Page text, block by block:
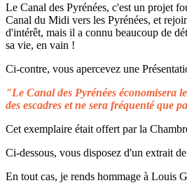
Le Canal des Pyrénées, c'est un projet
Canal du Midi vers les Pyrénées, et
d'intérêt, mais il a connu beaucoup de
sa vie, en vain !
Ci-contre, vous apercevez une
"Le Canal des Pyrénées économisera
des escadres et ne sera fréquenté que
Cet exemplaire était offert par la
Ci-dessous, vous disposez d'un extrait
En tout cas, je rends hommage à Louis